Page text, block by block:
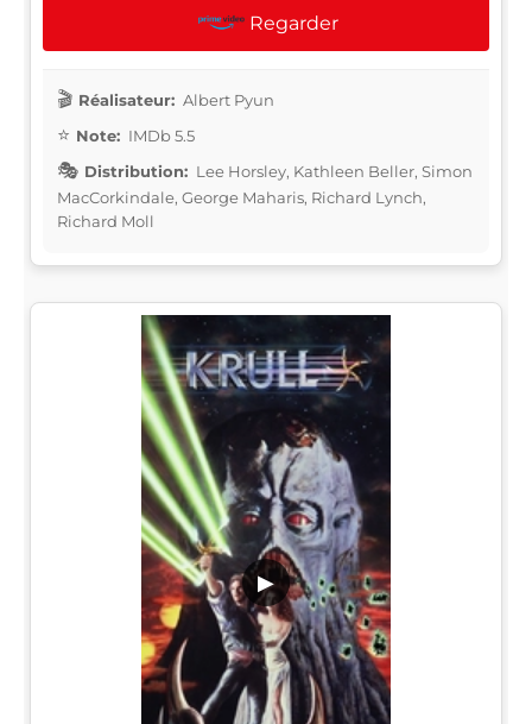
Regarder
Réalisateur: Albert Pyun
Note: IMDb 5.5
Distribution: Lee Horsley, Kathleen Beller, Simon
MacCorkindale, George Maharis, Richard Lynch,
Richard Moll
▶